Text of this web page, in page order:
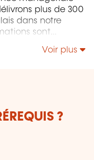
plus de 300
dans notre
sont
et softskills.
Voir plus
?